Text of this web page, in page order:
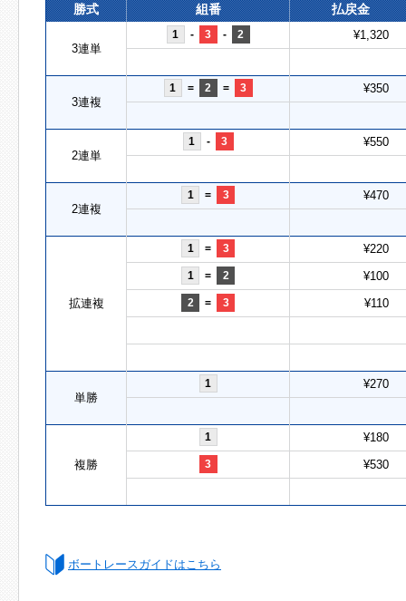
勝式 組番 払戻金
3連単
1 - 3 - 2 ¥1,320
3連複
1 = 2 = 3 ¥350
2連単
1 - 3 ¥550
2連複
1 = 3 ¥470
拡連複
1 = 3 ¥220
1 = 2 ¥100
2 = 3 ¥110
単勝
1 ¥270
複勝
1 ¥180
3 ¥530
ボートレースガイドはこちら